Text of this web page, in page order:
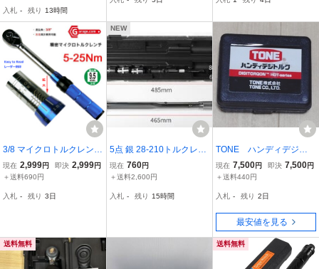
入札 - 残り 13時間
3/8 マイクロトルクレンチ
ロードバイクカーボンフ
レームなどの整備に 5-25
現在 2,999円 即決 2,999円
＋送料690円
入札 - 残り 3日
NEW
5点 銀 28-210トルクレン
チ バイク 1/2 レンチ プリ
セット型 トルク 測定 管
イヤ交換 車 自転車 自動
現在 760円
＋送料2,600円
入札 - 残り 15時間
TONE ハンディデジト
ルク H3DT135 数回使
用のみ 差込角9.5ｍｍ
現在 7,500円 即決 7,500円
＋送料440円
入札 - 残り 2日
最安値を見る
送料無料 送料無料